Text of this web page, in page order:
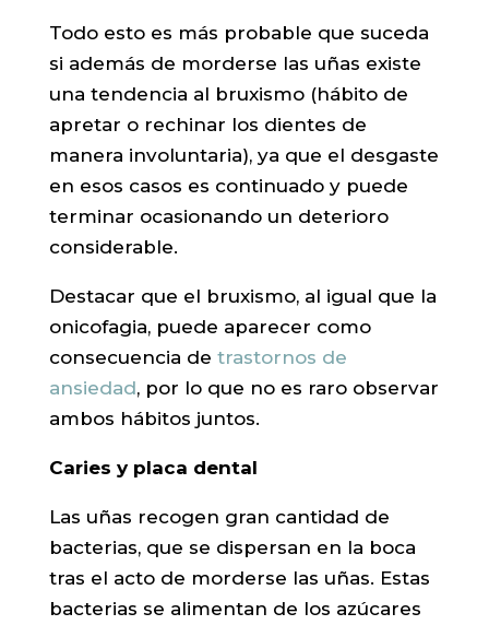
Todo esto es más probable que suceda
si además de morderse las uñas existe
una tendencia al bruxismo (hábito de
apretar o rechinar los dientes de
manera involuntaria), ya que el desgaste
en esos casos es continuado y puede
terminar ocasionando un deterioro
considerable.
Destacar que el bruxismo, al igual que la
onicofagia, puede aparecer como
consecuencia de trastornos de
ansiedad, por lo que no es raro observar
ambos hábitos juntos.
Caries y placa dental
Las uñas recogen gran cantidad de
bacterias, que se dispersan en la boca
tras el acto de morderse las uñas. Estas
bacterias se alimentan de los azúcares